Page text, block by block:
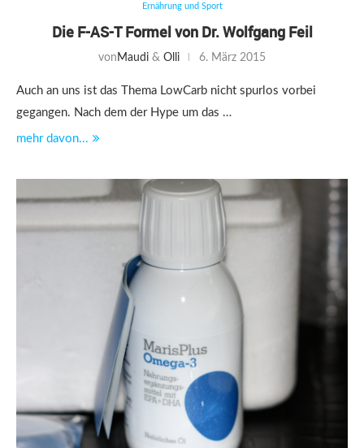
Ernährung und Sport
Die F-AS-T Formel von Dr. Wolfgang Feil
von Maudi & Olli 6. März 2015
Auch an uns ist das Thema LowCarb nicht spurlos vorbei
gegangen. Nach dem der Hype um das …
mehr davon...